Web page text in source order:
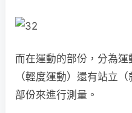
而在運動的部份，分為
（輕度運動）還有站立
部份來進行測量。